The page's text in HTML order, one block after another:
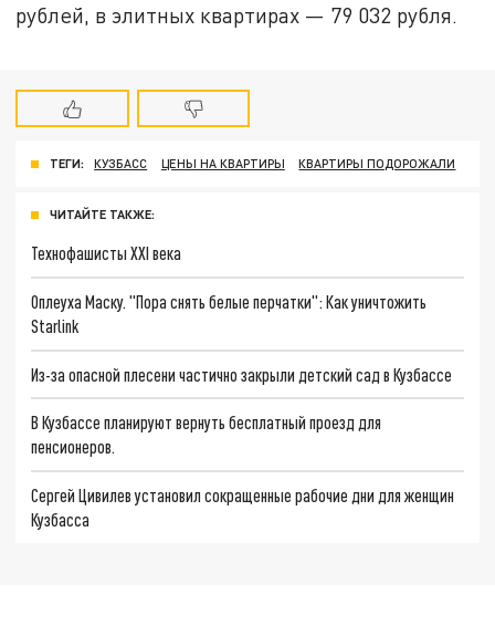
рублей, в элитных квартирах — 79 032 рубля.
ТЕГИ: КУЗБАСС ЦЕНЫ НА КВАРТИРЫ КВАРТИРЫ ПОДОРОЖАЛИ
ЧИТАЙТЕ ТАКЖЕ:
Технофашисты XXI века
Оплеуха Маску. "Пора снять белые перчатки": Как уничтожить
Starlink
Из-за опасной плесени частично закрыли детский сад в Кузбассе
В Кузбассе планируют вернуть бесплатный проезд для
пенсионеров.
Сергей Цивилев установил сокращенные рабочие дни для женщин
Кузбасса